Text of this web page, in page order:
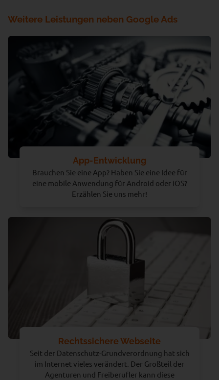
Weitere Leistungen neben Google Ads
App-Entwicklung
Brauchen Sie eine App? Haben Sie eine Idee für
eine mobile Anwendung für Android oder iOS?
Erzählen Sie uns mehr!
Rechtssichere Webseite
Seit der Datenschutz-Grundverordnung hat sich
im Internet vieles verändert. Der Großteil der
Agenturen und Freiberufler kann diese